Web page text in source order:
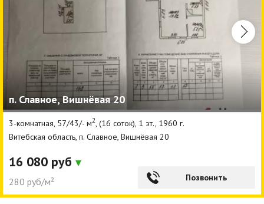
п. Славное, Вишнёвая 20
3-комнатная, 57/43/- м2 , (16 соток), 1 эт., 1960 г.
Витебская область, п. Славное, Вишнёвая 20
16 080 руб
280 руб/м² Позвонить